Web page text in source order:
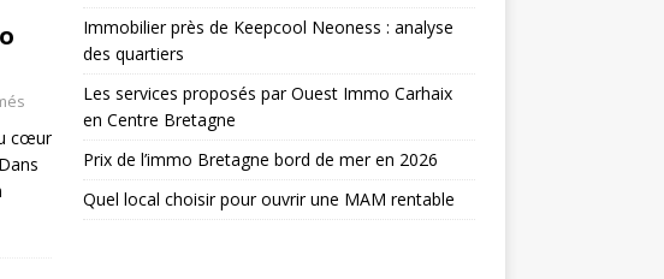
cœur
Immobilier près de Keepcool Neoness : analyse
des quartiers
Les services proposés par Ouest Immo Carhaix
en Centre Bretagne
Prix de l’immo Bretagne bord de mer en 2026
Quel local choisir pour ouvrir une MAM rentable